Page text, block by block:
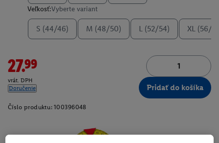
Veľkosť:Vyberte variant
S (44/46) M (48/50) L (52/54) XL (56/
27.99
vrát. DPH
Doručenie
Pridať do košíka
Číslo produktu: 100396048